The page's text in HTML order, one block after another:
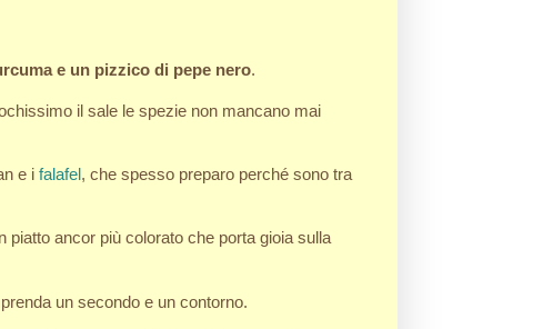
e un pizzico di pepe nero.
il sale le spezie non mancano mai
e i falafel, che spesso preparo perché sono tra
ancor più colorato che porta gioia sulla
un secondo e un contorno.